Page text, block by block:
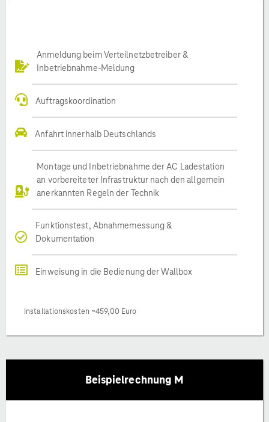
Anmeldung beim Verteilnetzbetreiber &
Inbetriebnahme-Meldung
Auftragskoordination
Anfahrt innerhalb Deutschlands
Montage und Inbetriebnahme der AC Ladestation
an vorbereiteter Infrastruktur nach den allgemein
anerkannten Regeln der Technik
Funktionstest, Abnahmemessung &
Dokumentation
Einweisung in die Bedienung der Wallbox
Installationskosten ~459,00 Euro
Beispielrechnung M